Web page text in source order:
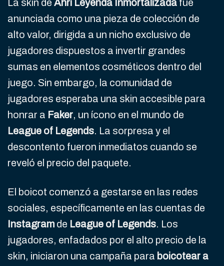
La skin de Ahri Leyenda Inmortalizada fue
anunciada como una pieza de colección de
alto valor, dirigida a un nicho exclusivo de
jugadores dispuestos a invertir grandes
sumas en elementos cosméticos dentro del
juego. Sin embargo, la comunidad de
jugadores esperaba una skin accesible para
honrar a Faker, un ícono en el mundo de
League of Legends. La sorpresa y el
descontento fueron inmediatos cuando se
reveló el precio del paquete.
El boicot comenzó a gestarse en las redes
sociales, específicamente en las cuentas de
Instagram de League of Legends. Los
jugadores, enfadados por el alto precio de la
skin, iniciaron una campaña para boicotear a